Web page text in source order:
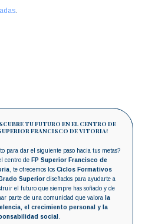
TU FUTURO EN EL CENTRO DE
FRANCISCO DE VITORIA!
para dar el siguiente paso hacia tus metas?
centro de FP Superior Francisco de
, te ofrecemos losCiclos Formativos
Superior diseñados para ayudarte a
el futuro que siempre has soñado y de
parte de una comunidad que valora
la
el crecimiento personal y la
social